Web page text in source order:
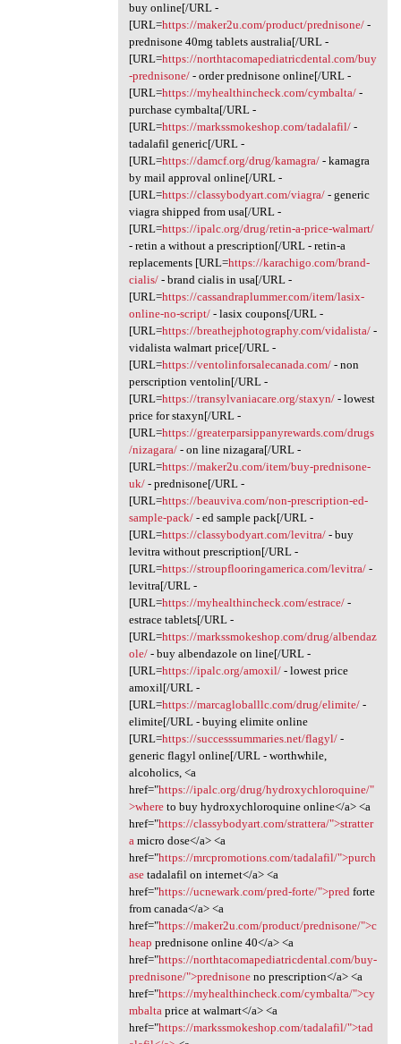
buy online[/URL -
[URL=https://maker2u.com/product/prednisone/-
prednisone 40mg tablets australia[/URL -
[URL=https://northtacomapediatricdental.com/buy
-prednisone/- order prednisone online[/URL -
[URL=https://myhealthincheck.com/cymbalta/-
purchase cymbalta[/URL -
[URL=https://markssmokeshop.com/tadalafil/-
tadalafil generic[/URL -
[URL=https://damcf.org/drug/kamagra/- kamagra
by mail approval online[/URL -
[URL=https://classybodyart.com/viagra/- generic
viagra shipped from usa[/URL -
[URL=https://ipalc.org/drug/retin-a-price-walmart/
- retin a without a prescription[/URL - retin-a
replacements [URL=https://karachigo.com/brand-
cialis/- brand cialis in usa[/URL -
[URL=https://cassandraplummer.com/item/lasix-
online-no-script/- lasix coupons[/URL -
[URL=https://breathejphotography.com/vidalista/-
vidalista walmart price[/URL -
[URL=https://ventolinforsalecanada.com/- non
perscription ventolin[/URL -
[URL=https://transylvaniacare.org/staxyn/- lowest
price for staxyn[/URL -
[URL=https://greaterparsippanyrewards.com/drugs
/nizagara/- on line nizagara[/URL -
[URL=https://maker2u.com/item/buy-prednisone-
uk/- prednisone[/URL -
[URL=https://beauviva.com/non-prescription-ed-
sample-pack/- ed sample pack[/URL -
[URL=https://classybodyart.com/levitra/- buy
levitra without prescription[/URL -
[URL=https://stroupflooringamerica.com/levitra/-
levitra[/URL -
[URL=https://myhealthincheck.com/estrace/-
estrace tablets[/URL -
[URL=https://markssmokeshop.com/drug/albendaz
ole/- buy albendazole on line[/URL -
[URL=https://ipalc.org/amoxil/- lowest price
amoxil[/URL -
[URL=https://marcagloballlc.com/drug/elimite/-
elimite[/URL - buying elimite online
[URL=https://successsummaries.net/flagyl/-
generic flagyl online[/URL - worthwhile,
alcoholics, <a
href="https://ipalc.org/drug/hydroxychloroquine/"
>whereto buy hydroxychloroquine online</a> <a
href="https://classybodyart.com/strattera/">stratter
amicro dose</a> <a
href="https://mrcpromotions.com/tadalafil/">purch
asetadalafil on internet</a> <a
href="https://ucnewark.com/pred-forte/">predforte
from canada</a> <a
href="https://maker2u.com/product/prednisone/">c
heap prednisone online 40</a> <a
href="https://northtacomapediatricdental.com/buy-
prednisone/">prednisoneno prescription</a> <a
href="https://myhealthincheck.com/cymbalta/">cy
mbaltaprice at walmart</a> <a
href="https://markssmokeshop.com/tadalafil/">tad